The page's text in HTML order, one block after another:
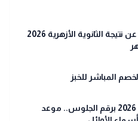
رابط شغال الآن.. استعلم عن نتيجة الثانوية الأزهرية 2026
المباشر للخبز
رابط نتيجة الثانوية الأزهرية 2026 برقم الجلوس.. موعد